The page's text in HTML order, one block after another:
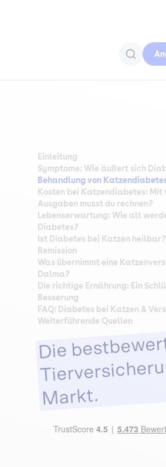
Einleitung
Symptome: Wie äußert sich
Behandlung von
Kosten bei Katzendiabetes: Mit
Ausgaben musst du rechnen?
Lebenserwartung: Wie alt
Diabetes?
Ist Diabetes bei Katzen
Remission
Was übernimmt eine
Dalma?
Die richtige Ernährung: Ein
Besserung
FAQ: Diabetes bei Katzen &
Weiterführende Quellen
Die
Markt.